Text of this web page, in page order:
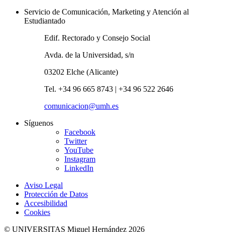
Servicio de Comunicación, Marketing y Atención al
Estudiantado
Edif. Rectorado y Consejo Social
Avda. de la Universidad, s/n
03202 Elche (Alicante)
Tel. +34 96 665 8743 | +34 96 522 2646
comunicacion@umh.es
Síguenos
Facebook
Twitter
YouTube
Instagram
LinkedIn
Aviso Legal
Protección de Datos
Accesibilidad
Cookies
© UNIVERSITAS Miguel Hernández 2026